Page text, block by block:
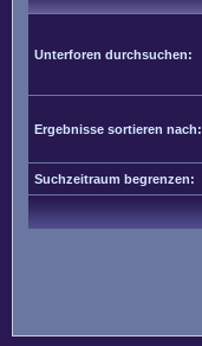
Unterforen durchsuchen:
Ergebnisse sortieren nach:
Suchzeitraum begrenzen: